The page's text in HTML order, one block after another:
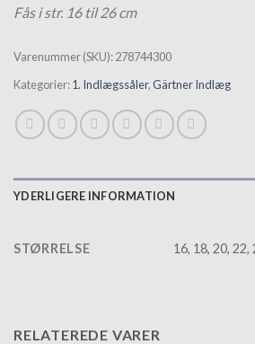
Fås i str. 16 til 26 cm
Varenummer (SKU):278744300
Kategorier:1. Indlægssåler,Gärtner Indlæg
YDERLIGERE INFORMATION
STØRRELSE 16, 18, 20, 22,
RELATEREDE VARER